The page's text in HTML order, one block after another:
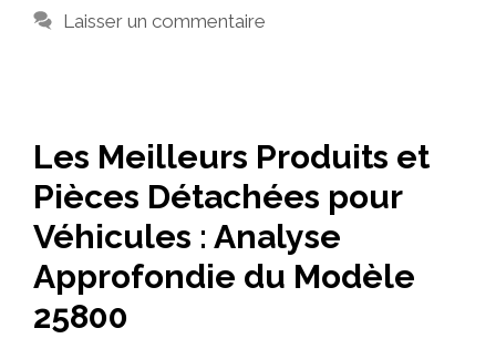
Laisser un commentaire
Les Meilleurs Produits et
Pièces Détachées pour
Véhicules : Analyse
Approfondie du Modèle
25800